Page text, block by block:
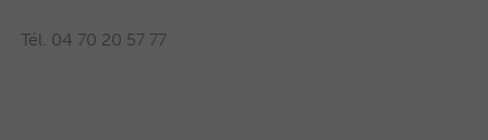
Tél. 04 70 20 57 77